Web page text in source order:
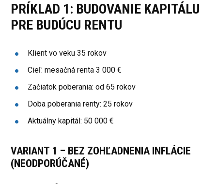
PRÍKLAD 1: BUDOVANIE KAPITÁLU
PRE BUDÚCU RENTU
Klient vo veku 35 rokov
Cieľ: mesačná renta 3 000 €
Začiatok poberania: od 65 rokov
Doba poberania renty: 25 rokov
Aktuálny kapitál: 50 000 €
VARIANT 1 – BEZ ZOHĽADNENIA INFLÁCIE
(NEODPORÚČANÉ)